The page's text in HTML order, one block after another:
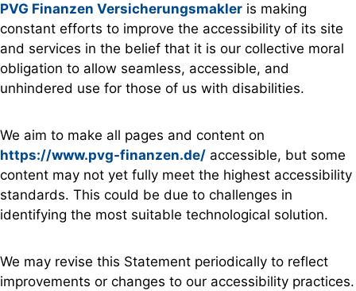
PVG Finanzen Versicherungsmakler is making
constant efforts to improve the accessibility of its site
and services in the belief that it is our collective moral
obligation to allow seamless, accessible, and
unhindered use for those of us with disabilities.
We aim to make all pages and content on
https://www.pvg-finanzen.de/ accessible, but some
content may not yet fully meet the highest accessibility
standards. This could be due to challenges in
identifying the most suitable technological solution.
We may revise this Statement periodically to reflect
improvements or changes to our accessibility practices.